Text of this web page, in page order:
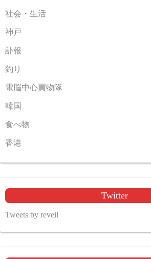
社会・生活
神戸
訃報
釣り
電脳中心買物隊
韓国
食べ物
香港
Twitter
Tweets by reveil